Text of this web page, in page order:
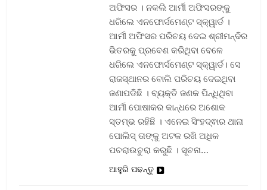
ଅଫିସର । ନକଲି ଆର୍ମୀ ଅଫିସରଙ୍କୁ
ଧରିଲେ ଏନଫୋର୍ସମେଣ୍ଟ ସ୍କ୍ୱାର୍ଡ ।
ଆର୍ମୀ ଅଫିସର ପରିଚୟ ଦେଇ ଶ୍ରୀମନ୍ଦିର
ଭିତରକୁ ପ୍ରବେଶ କରିଥିବା ବେଳେ
ଧରିଲେ ଏନଫୋର୍ସମେଣ୍ଟ ସ୍କ୍ୱାର୍ଡ। ସେ
ରାଜସ୍ଥାନର ବୋଲି ପରିଚୟ ଦେଇଥିବା
ଜଣାପଡିଛି । ବ୍ୟକ୍ତି ଜଣକ ପିନ୍ଧିଥିବା
ଆର୍ମୀ ପୋଷାକର କାନ୍ଧରେ ଅଶୋକ
ସ୍ତମ୍ଭ ରହିଛି । ଏନେଇ ସିଂହଦ୍ଵାର ଥାନା
ପୋଲିସ୍ ତାଙ୍କୁ ଅଟକ ରଖି ଅଧିକ
ପଚରାଉଚୁରା କରୁଛି । ସୂଚନା…
ଆହୁରି ପଢନ୍ତୁ